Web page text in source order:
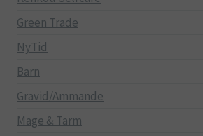
Green Trade
NyTid
Barn
Gravid/Ammande
Mage & Tarm